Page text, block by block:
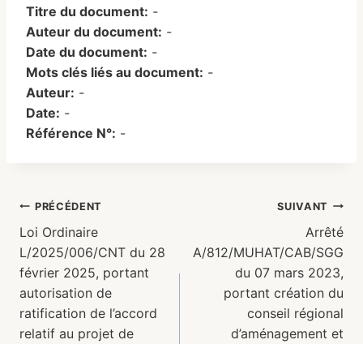
Titre du document: -
Auteur du document: -
Date du document: -
Mots clés liés au document: -
Auteur: -
Date: -
Référence N°: -
PRÉCÉDENT
Loi Ordinaire
L/2025/006/CNT du 28
février 2025, portant
autorisation de
ratification de l’accord
relatif au projet de
SUIVANT
Arrêté
A/812/MUHAT/CAB/SGG
du 07 mars 2023,
portant création du
conseil régional
d’aménagement et